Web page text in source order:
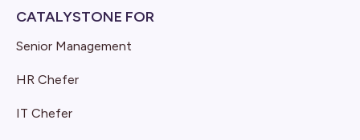
CATALYSTONE FOR
Senior Management
HR Chefer
IT Chefer